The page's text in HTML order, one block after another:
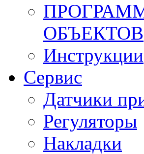
ОБЪЕКТОВ
Инструкции
Сервис
Датчики
Регуляторы
Накладки